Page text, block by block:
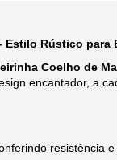
Estilo Rústico
Coelho de
encantador, a
resistência